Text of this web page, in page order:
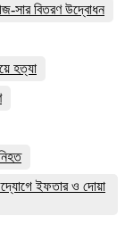
সার বিতরণ উদ্বোধন
হত্যা
ইফতার ও দোয়া